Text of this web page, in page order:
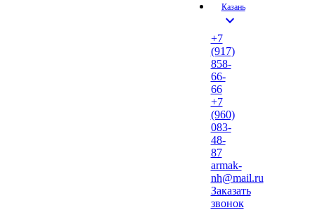
Казань
expand_more
+7
(917)
858-
66-
66
+7
(960)
083-
48-
87
armak-
nh@mail.ru
Заказать
звонок